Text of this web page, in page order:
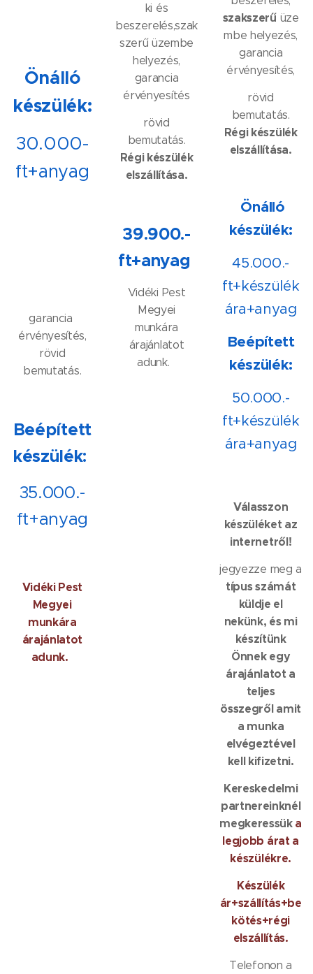
Önálló
készülék:
30.000-
ft+anyag
garancia
érvényesítés,
rövid
bemutatás.
Beépített
készülék:
35.000.-
ft+anyag
Vidéki Pest
Megyei
munkára
árajánlatot
adunk.
ki és
beszerelés,szak
szerű üzembe
helyezés,
garancia
érvényesítés
rövid
bemutatás.
Régi készülék
elszállítása.
39.900.-
ft+anyag
Vidéki Pest
Megyei
munkára
árajánlatot
adunk.
szakszerűüze
mbe helyezés,
garancia
érvényesítés,
rövid
bemutatás.
Régi készülék
elszállítása.
Önálló
készülék:
45.000.-
ft+készülék
ára+anyag
Beépített
készülék:
50.000.-
ft+készülék
ára+anyag
Válasszon
készüléket az
internetről!
jegyezze meg a
típus számát
küldje el
nekünk, és mi
készítünk
Önnek egy
árajánlatot a
teljes
összegről amit
a munka
elvégeztével
kell kifizetni.
Kereskedelmi
partnereinknél
megkeressüka
legjobb árat a
készülékre.
Készülék
ár+szállítás+be
kötés+régi
elszállítás.
Telefonon a